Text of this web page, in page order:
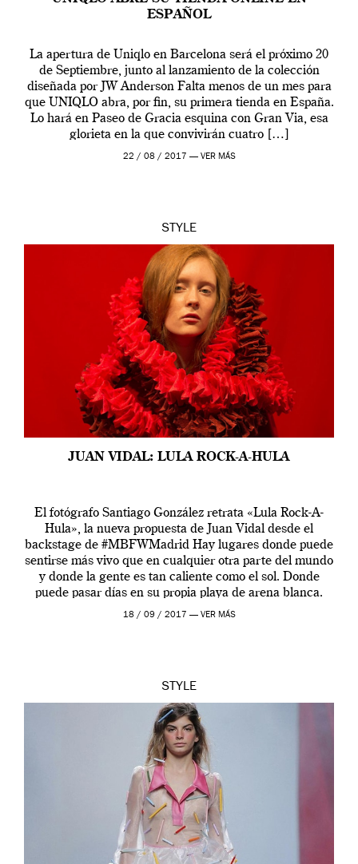
ESPAÑOL
La apertura de Uniqlo en Barcelona será el próximo 20
de Septiembre, junto al lanzamiento de la colección
diseñada por JW Anderson Falta menos de un mes para
que UNIQLO abra, por fin, su primera tienda en España.
Lo hará en Paseo de Gracia esquina con Gran Via, esa
glorieta en la que convivirán cuatro […]
22 / 08 / 2017 — VER MÁS
STYLE
JUAN VIDAL: LULA ROCK-A-HULA
El fotógrafo Santiago González retrata «Lula Rock-A-
Hula», la nueva propuesta de Juan Vidal desde el
backstage de #MBFWMadrid Hay lugares donde puede
sentirse más vivo que en cualquier otra parte del mundo
y donde la gente es tan caliente como el sol. Donde
puede pasar días en su propia playa de arena blanca.
Donde comprar […]
18 / 09 / 2017 — VER MÁS
STYLE